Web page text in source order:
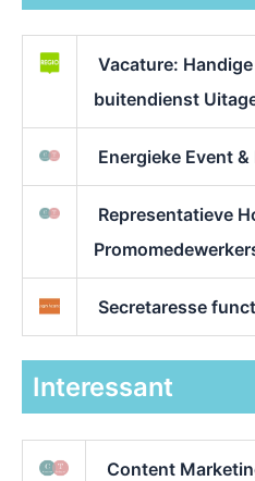
Vacature:
buitendienst
Energieke Event
Representatieve
Secretaresse
Interessant
Content